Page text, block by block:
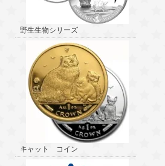
野生生物シリーズ
キャット コイン